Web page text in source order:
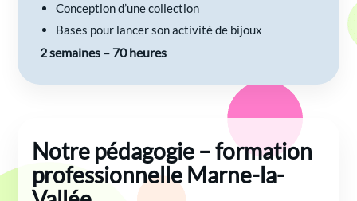
Conception d’une collection
Bases pour lancer son activité de bijoux
2 semaines – 70 heures
Notre pédagogie – formation
professionnelle Marne-la-